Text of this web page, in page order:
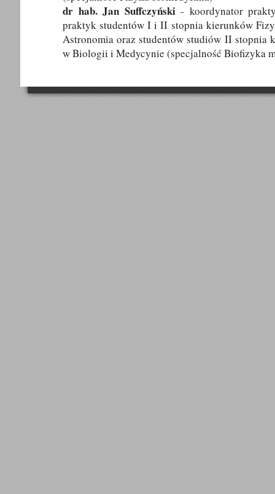
dr hab. Jan Suffczyński - koordynator
praktyk studentów I i II stopnia kierunków
Astronomia oraz studentów studiów II stopnia
w Biologii i Medycynie (specjalność Biofizyka